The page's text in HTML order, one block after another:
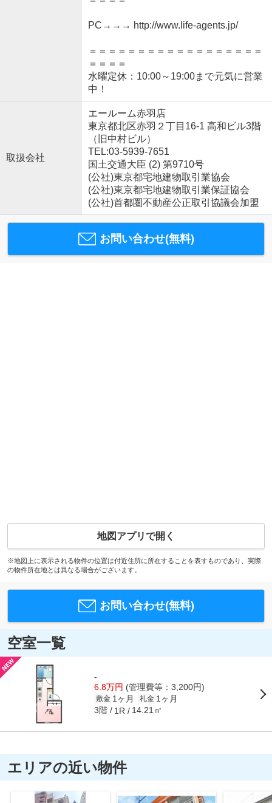
PC→→→ http://www.life-agents.jp/
＝＝＝＝＝＝＝＝＝＝＝＝＝＝＝＝＝＝
＝＝＝＝
水曜定休：10:00～19:00まで元気に営業
中！
取扱会社
エールーム赤羽店
東京都北区赤羽２丁目16-1 高和ビル3階
（旧中村ビル）
TEL:03-5939-7651
国土交通大臣 (2) 第9710号
(公社)東京都宅地建物取引業協会
(公社)東京都宅地建物取引業保証協会
(公社)首都圏不動産公正取引協議会加盟
お問い合わせ(無料)
地図アプリで開く
※地図上に表示される物件の位置は付近住所に所在することを表すものであり、実際
の物件所在地とは異なる場合がございます。
お問い合わせ(無料)
空室一覧
-
6.8万円 (管理費等：3,200円)
敷金 1ヶ月 礼金 1ヶ月
3階 1R 14.21㎡
エリアの近い物件